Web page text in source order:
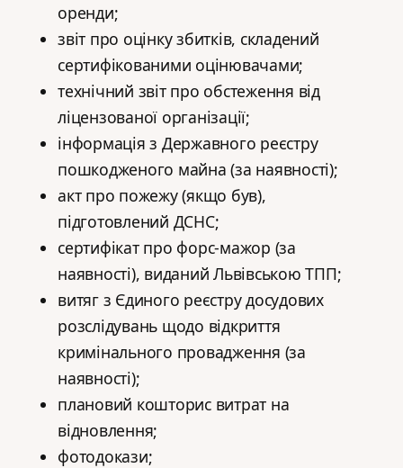
оренди;
звіт про оцінку збитків, складений
сертифікованими оцінювачами;
технічний звіт про обстеження від
ліцензованої організації;
інформація з Державного реєстру
пошкодженого майна (за наявності);
акт про пожежу (якщо був),
підготовлений ДСНС;
сертифікат про форс-мажор (за
наявності), виданий Львівською ТПП;
витяг з Єдиного реєстру досудових
розслідувань щодо відкриття
кримінального провадження (за
наявності);
плановий кошторис витрат на
відновлення;
фотодокази;